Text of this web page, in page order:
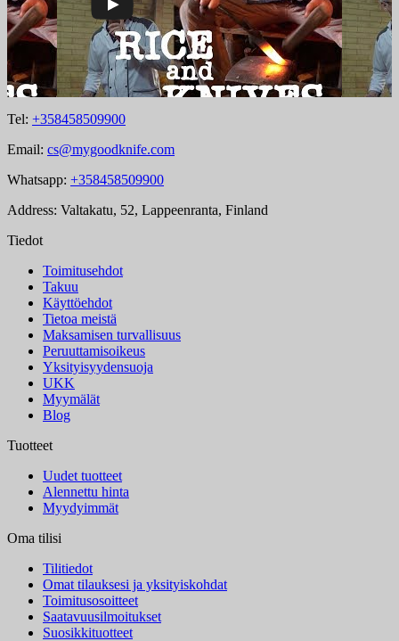
Tel: +358458509900
Email: cs@mygoodknife.com
Whatsapp: +358458509900
Address: Valtakatu, 52, Lappeenranta, Finland
Tiedot
Toimitusehdot
Takuu
Käyttöehdot
Tietoa meistä
Maksamisen turvallisuus
Peruuttamisoikeus
Yksityisyydensuoja
UKK
Myymälät
Blog
Tuotteet
Uudet tuotteet
Alennettu hinta
Myydyimmät
Oma tilisi
Tilitiedot
Omat tilauksesi ja yksityiskohdat
Toimitusosoitteet
Saatavuusilmoitukset
Suosikkituotteet